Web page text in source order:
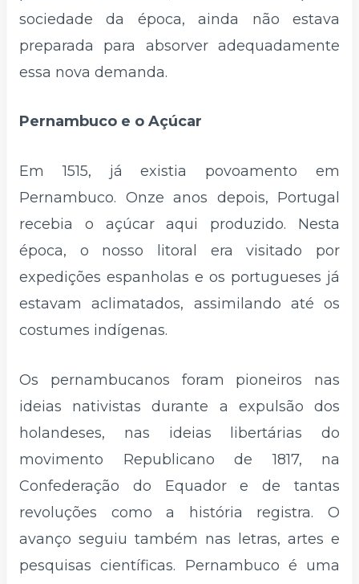
sociedade da época, ainda não estava
preparada para absorver adequadamente
essa nova demanda.
Pernambuco e o Açúcar
Em 1515, já existia povoamento em
Pernambuco. Onze anos depois, Portugal
recebia o açúcar aqui produzido. Nesta
época, o nosso litoral era visitado por
expedições espanholas e os portugueses já
estavam aclimatados, assimilando até os
costumes indígenas.
Os pernambucanos foram pioneiros nas
ideias nativistas durante a expulsão dos
holandeses, nas ideias libertárias do
movimento Republicano de 1817, na
Confederação do Equador e de tantas
revoluções como a história registra. O
avanço seguiu também nas letras, artes e
pesquisas científicas. Pernambuco é uma